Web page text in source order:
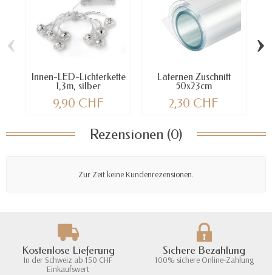
Innen-LED-Lichterkette
1,3m, silber
9,90 CHF
Laternen Zuschnitt
50x23cm
2,30 CHF
‹ ›
Rezensionen (0)
Zur Zeit keine Kundenrezensionen.
Kostenlose Lieferung
In der Schweiz ab 150 CHF
Einkaufswert
Sichere Bezahlung
100% sichere Online-Zahlung